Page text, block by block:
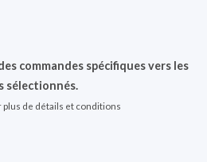
commandes spécifiques vers les
sélectionnés.
de détails et conditions